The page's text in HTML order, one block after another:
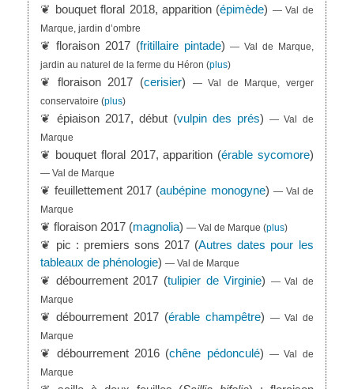
❦ bouquet floral 2018, apparition (épimède) — Val de
Marque, jardin d’ombre
❦ floraison 2017 (fritillaire pintade)— Val de Marque,
jardin au naturel de la ferme du Héron (plus)
❦ floraison 2017 (cerisier)
— Val de Marque, verger
conservatoire (plus)
❦ épiaison 2017, début (vulpin des prés)— Val de
Marque
❦ bouquet floral 2017, apparition (érable sycomore)
— Val de Marque
❦ feuillettement 2017 (aubépine monogyne) — Val de
Marque
❦ floraison 2017 (magnolia)— Val de Marque (plus)
❦ pic : premiers sons 2017 (Autres dates pour les
tableaux de phénologie)— Val de Marque
❦ débourrement 2017 (tulipier de Virginie) — Val de
Marque
❦ débourrement 2017 (érable champêtre) — Val de
Marque
❦ débourrement 2016 (chêne pédonculé) — Val de
Marque